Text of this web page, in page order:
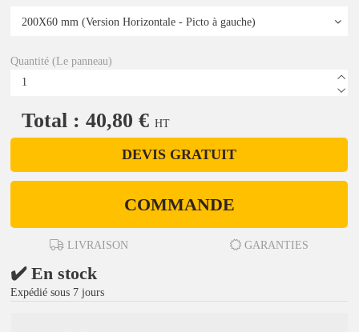
Quantité (Le panneau)
Total : 40,80 € HT
DEVIS GRATUIT
COMMANDE
LIVRAISON GARANTIES
✔️ En stock
Expédié sous 7 jours